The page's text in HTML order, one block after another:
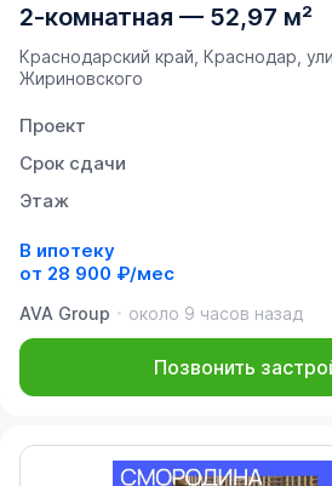
2-комнатная — 52,97 м²
Краснодарский край, Краснодар,
Жириновского
Проект
Срок сдачи
Этаж
В ипотеку
от 28 900 ₽/мес
AVA Group
около 9 часов назад
Позвонить